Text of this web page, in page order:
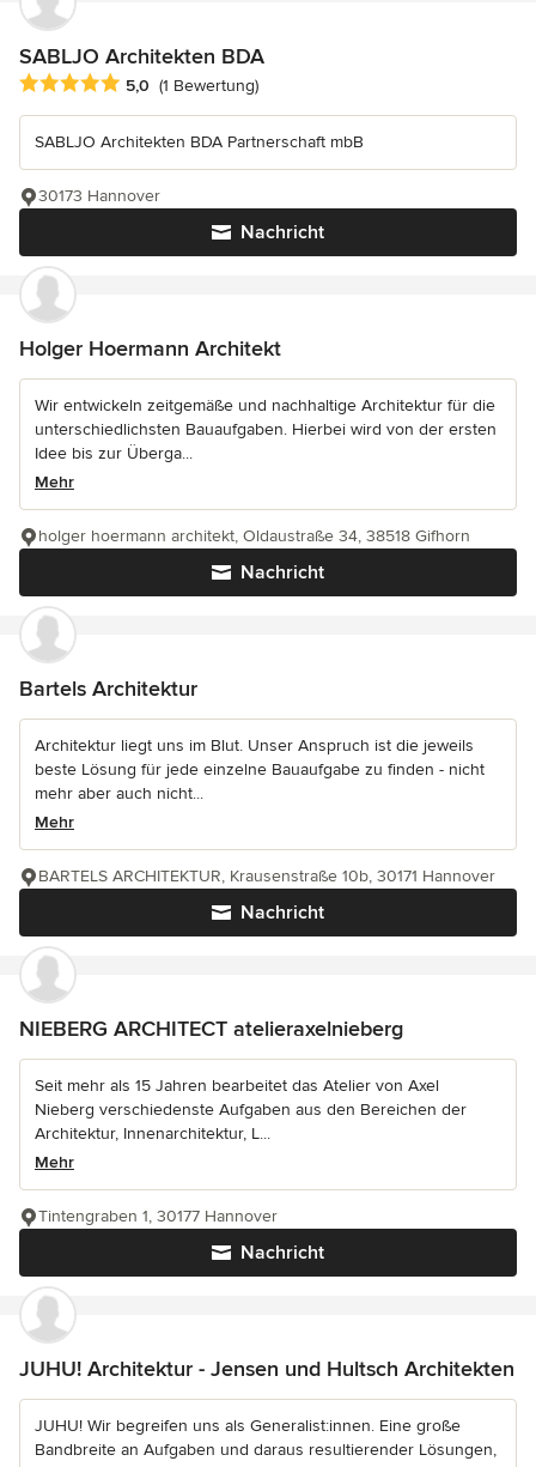
SABLJO Architekten BDA
Durchschnittliche Bewertung: 5 von 5 Sternen
5,0 (1 Bewertung)
SABLJO Architekten BDA Partnerschaft mbB
Nachricht
30173 Hannover
Holger Hoermann Architekt
Wir entwickeln zeitgemäße und nachhaltige Architektur für die
unterschiedlichsten Bauaufgaben. Hierbei wird von der ersten
Idee bis zur Überga...
Mehr
Nachricht
holger hoermann architekt, Oldaustraße 34, 38518 Gifhorn
Bartels Architektur
Architektur liegt uns im Blut. Unser Anspruch ist die jeweils
beste Lösung für jede einzelne Bauaufgabe zu finden - nicht
mehr aber auch nicht...
Mehr
Nachricht
BARTELS ARCHITEKTUR, Krausenstraße 10b, 30171 Hannover
NIEBERG ARCHITECT atelieraxelnieberg
Seit mehr als 15 Jahren bearbeitet das Atelier von Axel
Nieberg verschiedenste Aufgaben aus den Bereichen der
Architektur, Innenarchitektur, L...
Mehr
Nachricht
Tintengraben 1, 30177 Hannover
JUHU! Architektur - Jensen und Hultsch Architekten
JUHU! Wir begreifen uns als Generalist:innen. Eine große
Bandbreite an Aufgaben und daraus resultierender Lösungen,